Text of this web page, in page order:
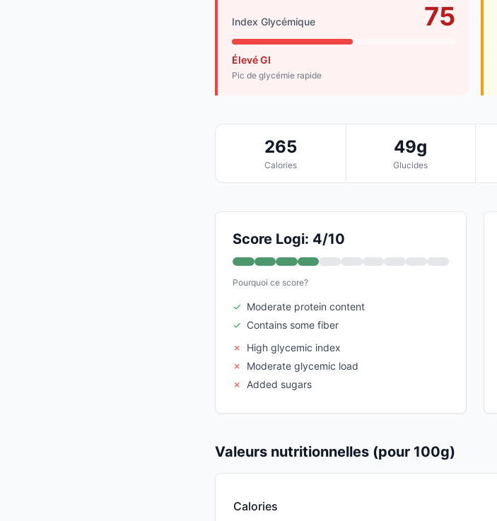
Index Glycémique 75
Élevé GI
Pic de glycémie rapide
265
Calories
49g
Glucides
Score Logi: 4/10
Pourquoi ce score?
✓ Moderate protein content
✓ Contains some fiber
✗
High glycemic index
✗
Moderate glycemic load
✗
Added sugars
Valeurs nutritionnelles (pour 100g)
Calories